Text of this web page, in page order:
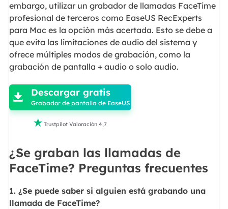
embargo, utilizar un grabador de llamadas FaceTime
profesional de terceros como EaseUS RecExperts
para Mac es la opción más acertada. Esto se debe a
que evita las limitaciones de audio del sistema y
ofrece múltiples modos de grabación, como la
grabación de pantalla + audio o solo audio.

 Descargar gratis
Grabador de pantalla de EaseUS
 Trustpilot Valoración 4,7
¿Se graban las llamadas de
FaceTime? Preguntas frecuentes
1. ¿Se puede saber si alguien está grabando una
llamada de FaceTime?